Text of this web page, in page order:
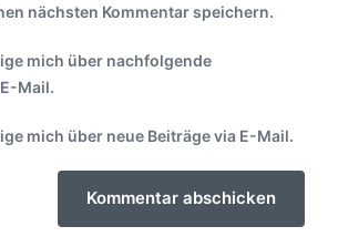
nächsten Kommentar speichern.
mich über nachfolgende
Mail.
mich über neue Beiträge via E-Mail.